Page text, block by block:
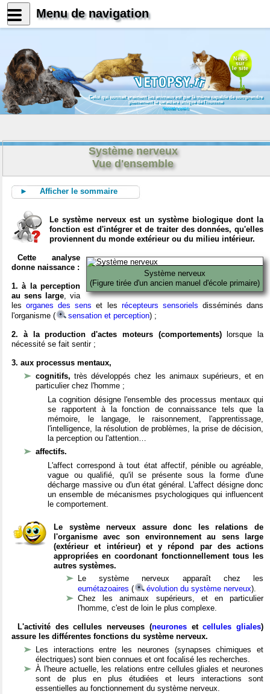
News
sur
le site
Celui qui connait vraiment les animaux est par là même capable de comprendre
pleinement le caractère unique de l'homme
Konrad Lorenz
Système nerveux
Vue d'ensemble
► Afficher le sommaire
Le système nerveux est un système biologique dont la
fonction est d'intégrer et de traiter des données, qu'elles
proviennent du monde extérieur ou du milieu intérieur.
Système nerveux
(Figure tirée d'un ancien manuel d'école primaire)
Cette analyse
donne naissance :
1. à la perception
au sens large, via
lesorganes des sens et les récepteurs sensoriels disséminés dans
l'organisme (
sensation et perception) ;
2. à la production d'actes moteurs (comportements)lorsque la
nécessité se fait sentir ;
3. aux processus mentaux,
cognitifs,très développés chez les animaux supérieurs, et en
particulier chez l'homme ;
La cognition désigne l'ensemble des processus mentaux qui
se rapportent à la fonction de connaissance tels que la
mémoire, le langage, le raisonnement, l'apprentissage,
l'intelligence, la résolution de problèmes, la prise de décision,
la perception ou l'attention…
affectifs.
L'affect correspond à tout état affectif, pénible ou agréable,
vague ou qualifié, qu'il se présente sous la forme d'une
décharge massive ou d'un état général. L'affect désigne donc
un ensemble de mécanismes psychologiques qui influencent
le comportement.
Le système nerveux assure donc les relations de
l'organisme avec son environnement au sens large
(extérieur et intérieur) et y répond par des actions
appropriées en coordonant fonctionnellement tous les
autres systèmes.
Le système nerveux apparaît chez les
eumétazoaires ( évolution du système nerveux).
Chez les animaux supérieurs, et en particulier
l'homme, c'est de loin le plus complexe.
L'activité des cellules nerveuses (neuronesetcellules gliales)
assure les différentes fonctions du système nerveux.
Les interactions entre les neurones (synapses chimiques et
électriques) sont bien connues et ont focalisé les recherches.
À l'heure actuelle, les relations entre cellules gliales et neurones
sont de plus en plus étudiées et leurs interactions sont
essentielles au fonctionnement du système nerveux.
Menu de navigation